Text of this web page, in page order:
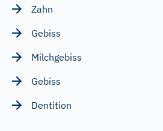
Zahn
Gebiss
Milchgebiss
Gebiss
Dentition